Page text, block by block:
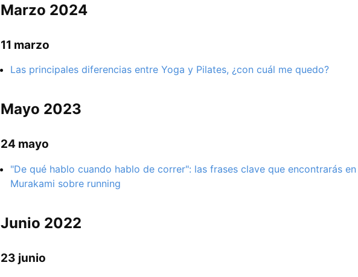
Marzo 2024
11 marzo
Las principales diferencias entre Yoga y Pilates, ¿con cuál me quedo?
Mayo 2023
24 mayo
"De qué hablo cuando hablo de correr": las frases clave que encontrarás
Murakami sobre running
Junio 2022
23 junio